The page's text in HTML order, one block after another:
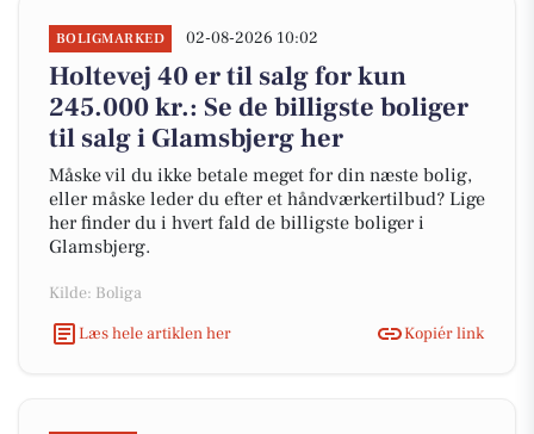
BOLIGMARKED 02-08-2026 10:02
Holtevej 40 er til salg for kun
245.000 kr.: Se de billigste boliger
til salg i Glamsbjerg her
Måske vil du ikke betale meget for din næste bolig,
eller måske leder du efter et håndværkertilbud? Lige
her finder du i hvert fald de billigste boliger i
Glamsbjerg.
Kilde: Boliga
Læs hele artiklen her
Kopiér link